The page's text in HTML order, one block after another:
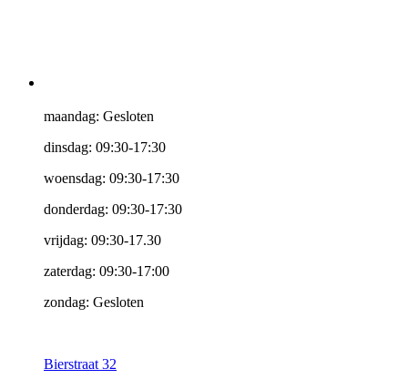
maandag: Gesloten
dinsdag: 09:30-17:30
woensdag: 09:30-17:30
donderdag: 09:30-17:30
vrijdag: 09:30-17.30
zaterdag: 09:30-17:00
zondag: Gesloten
Bierstraat 32